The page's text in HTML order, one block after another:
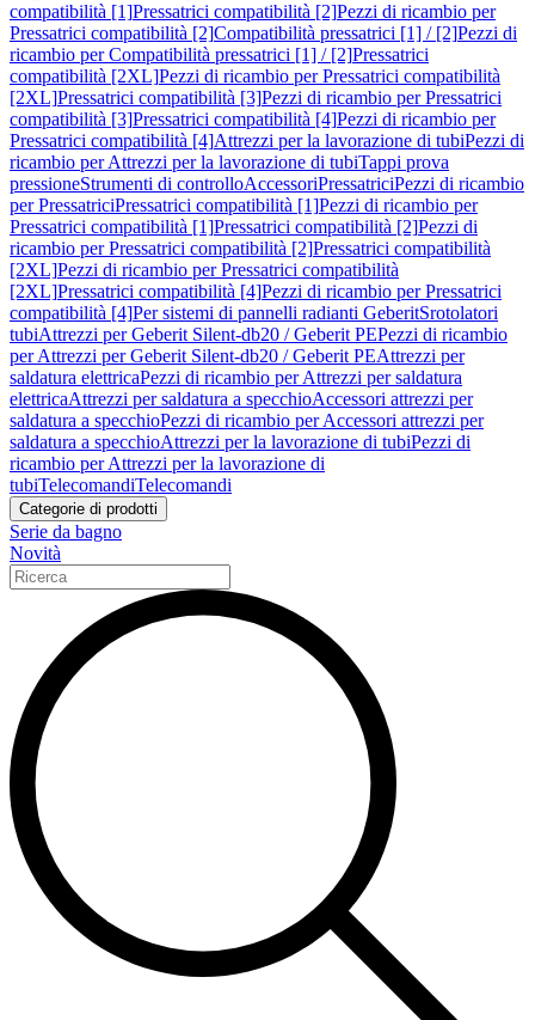
compatibilità [1]Pressatrici compatibilità [2]Pezzi di ricambio per
Pressatrici compatibilità [2]Compatibilità pressatrici [1] / [2]Pezzi di
ricambio per Compatibilità pressatrici [1] / [2]Pressatrici
compatibilità [2XL]Pezzi di ricambio per Pressatrici compatibilità
[2XL]Pressatrici compatibilità [3]Pezzi di ricambio per Pressatrici
compatibilità [3]Pressatrici compatibilità [4]Pezzi di ricambio per
Pressatrici compatibilità [4]Attrezzi per la lavorazione di tubiPezzi di
ricambio per Attrezzi per la lavorazione di tubiTappi prova
pressioneStrumenti di controlloAccessoriPressatriciPezzi di ricambio
per PressatriciPressatrici compatibilità [1]Pezzi di ricambio per
Pressatrici compatibilità [1]Pressatrici compatibilità [2]Pezzi di
ricambio per Pressatrici compatibilità [2]Pressatrici compatibilità
[2XL]Pezzi di ricambio per Pressatrici compatibilità
[2XL]Pressatrici compatibilità [4]Pezzi di ricambio per Pressatrici
compatibilità [4]Per sistemi di pannelli radianti GeberitSrotolatori
tubiAttrezzi per Geberit Silent-db20 / Geberit PEPezzi di ricambio
per Attrezzi per Geberit Silent-db20 / Geberit PEAttrezzi per
saldatura elettricaPezzi di ricambio per Attrezzi per saldatura
elettricaAttrezzi per saldatura a specchioAccessori attrezzi per
saldatura a specchioPezzi di ricambio per Accessori attrezzi per
saldatura a specchioAttrezzi per la lavorazione di tubiPezzi di
ricambio per Attrezzi per la lavorazione di
tubiTelecomandiTelecomandi
Categorie di prodotti
Serie da bagno
Novità